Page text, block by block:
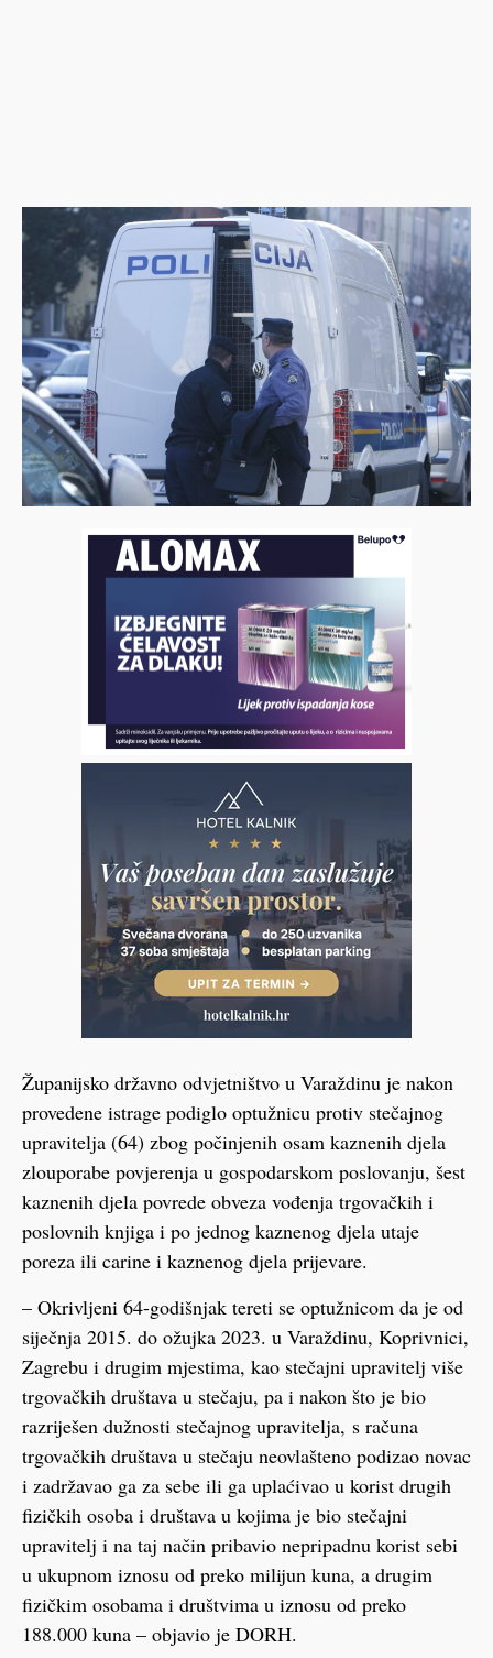
Županijsko državno odvjetništvo u Varaždinu je nakon
provedene istrage podiglo optužnicu protiv stečajnog
upravitelja (64) zbog počinjenih osam kaznenih djela
zlouporabe povjerenja u gospodarskom poslovanju, šest
kaznenih djela povrede obveza vođenja trgovačkih i
poslovnih knjiga i po jednog kaznenog djela utaje
poreza ili carine i kaznenog djela prijevare.
– Okrivljeni 64-godišnjak tereti se optužnicom da je od
siječnja 2015. do ožujka 2023. u Varaždinu, Koprivnici,
Zagrebu i drugim mjestima, kao stečajni upravitelj više
trgovačkih društava u stečaju, pa i nakon što je bio
razriješen dužnosti stečajnog upravitelja, s računa
trgovačkih društava u stečaju neovlašteno podizao novac
i zadržavao ga za sebe ili ga uplaćivao u korist drugih
fizičkih osoba i društava u kojima je bio stečajni
upravitelj i na taj način pribavio nepripadnu korist sebi
u ukupnom iznosu od preko milijun kuna, a drugim
fizičkim osobama i društvima u iznosu od preko
188.000 kuna – objavio je DORH.